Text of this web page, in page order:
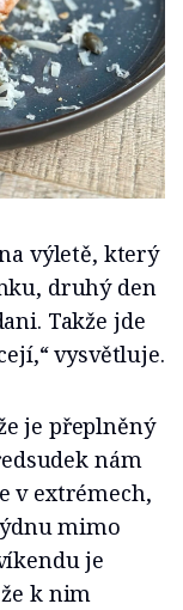
výletě, který
druhý den
Takže jde
vysvětluje.
je přeplněný
nám
v extrémech,
mimo
je
k nim